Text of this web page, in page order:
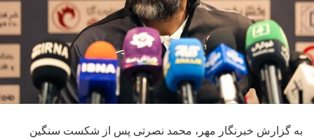
به گزارش خبرنگار مهر، محمد نصرتی پس از شکست سنگین